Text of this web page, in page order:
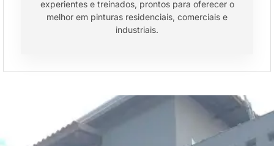
experientes e treinados, prontos para oferecer o
melhor em pinturas residenciais, comerciais e
industriais.